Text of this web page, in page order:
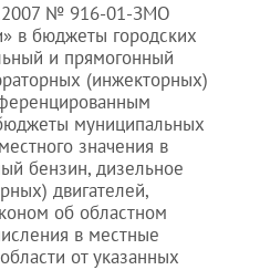
№ 916-01-ЗМО
в бюджеты городских
и прямогонный
(инжекторных)
муниципальных
значения в
бензин, дизельное
двигателей,
об областном
в местные
от указанных